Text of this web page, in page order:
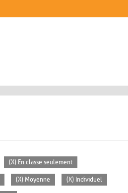
(X) En classe seulement
(X) Moyenne (X) Individuel